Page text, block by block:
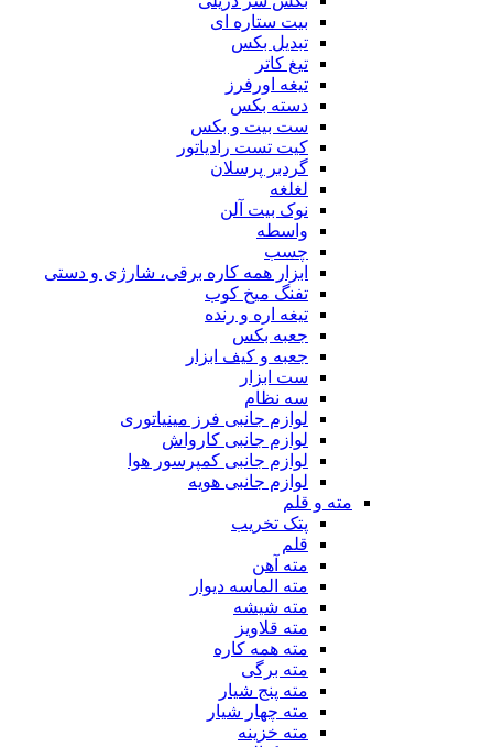
بیت ستاره ای
تبدیل بکس
تیغ کاتر
تیغه اورفرز
دسته بکس
ست بیت و بکس
کیت تست رادیاتور
گردبر پرسلان
لغلغه
نوک بیت آلن
واسطه
چسب
ابزار همه کاره برقی، شارژی و دستی
تفنگ میخ کوب
تیغه اره و رنده
جعبه بکس
جعبه و کیف ابزار
ست ابزار
سه نظام
لوازم جانبی فرز مینیاتوری
لوازم جانبی کارواش
لوازم جانبی کمپرسور هوا
لوازم جانبی هویه
مته و قلم
پتک تخریب
قلم
مته آهن
مته الماسه دیوار
مته شیشه
مته قلاویز
مته همه کاره
مته برگی
مته پنج شیار
مته چهار شیار
مته خزینه